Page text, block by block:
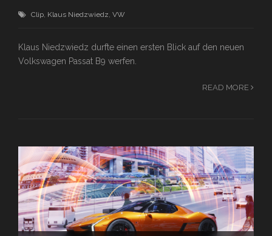
Clip, Klaus Niedzwiedz, VW
Klaus Niedzwiedz durfte einen ersten Blick auf den neuen
Volkswagen Passat B9 werfen.
READ MORE